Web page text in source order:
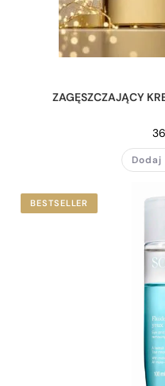
ZAGĘSZCZAJĄCY
Dodaj
BESTSELLER